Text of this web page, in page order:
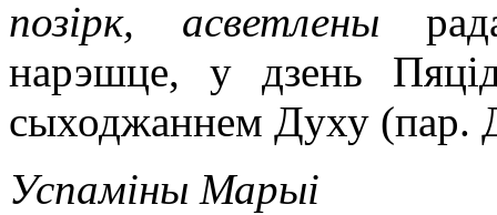
позірк, асветлены
нарэшце, у дзень
сыходжаннем Духу (пар.
Успаміны Марыі